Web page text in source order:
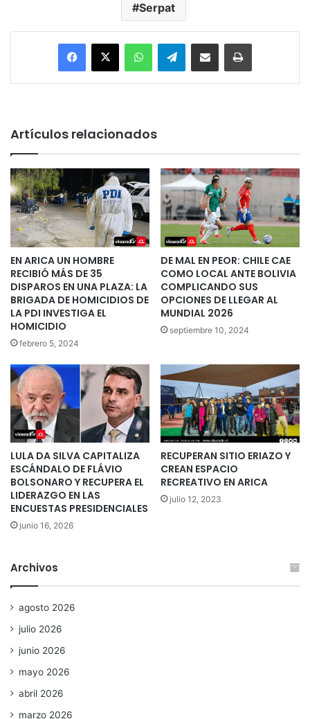
Serpat
Facebook
X WhatsAppTelegramEnviar vía email Imprimir
Artículos relacionados
EN ARICA UN HOMBRE
RECIBIÓ MÁS DE 35
DISPAROS EN UNA PLAZA: LA
BRIGADA DE HOMICIDIOS DE
LA PDI INVESTIGA EL
HOMICIDIO
febrero 5, 2024
DE MAL EN PEOR: CHILE CAE
COMO LOCAL ANTE BOLIVIA
COMPLICANDO SUS
OPCIONES DE LLEGAR AL
MUNDIAL 2026
septiembre 10, 2024
LULA DA SILVA CAPITALIZA
ESCÁNDALO DE FLÁVIO
BOLSONARO Y RECUPERA EL
LIDERAZGO EN LAS
ENCUESTAS PRESIDENCIALES
junio 16, 2026
RECUPERAN SITIO ERIAZO Y
CREAN ESPACIO
RECREATIVO EN ARICA
julio 12, 2023
Archivos
agosto 2026
julio 2026
junio 2026
mayo 2026
abril 2026
marzo 2026